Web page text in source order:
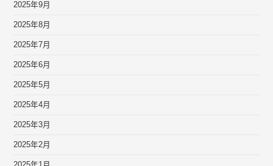
2025年9月
2025年8月
2025年7月
2025年6月
2025年5月
2025年4月
2025年3月
2025年2月